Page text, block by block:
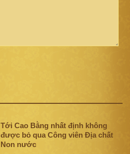
Tới Cao Bằng nhất định không
được bỏ qua Công viên Địa chất
Non nước